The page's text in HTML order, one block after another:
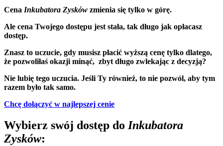
Cena Inkubatora Zysków zmienia się tylko w górę.
Ale cena Twojego dostępu jest stała, tak długo jak opłacasz
dostęp.
Znasz to uczucie, gdy musisz płacić wyższą cenę tylko dlatego,
że pozwoliłaś okazji minąć, zbyt długo zwlekając z decyzją?
Nie lubię tego uczucia. Jeśli Ty również, to nie pozwól, aby tym
razem było tak samo.
Chcę dołączyć w najlepszej cenie
Wybierz swój dostęp doInkubatora
Zysków: